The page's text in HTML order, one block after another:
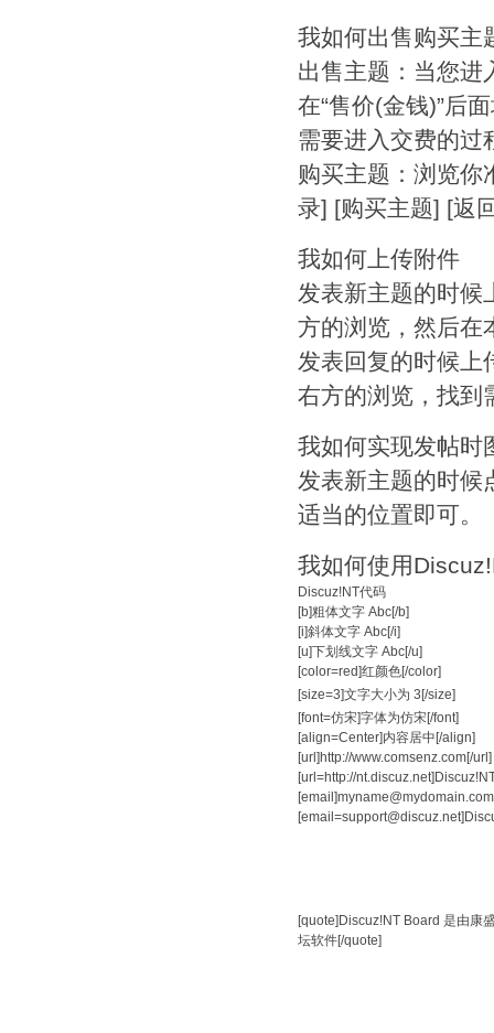
我如何出售购买主
出售主题：当您进
在“售价(金钱)”后
需要进入交费的过
购买主题：浏览你
录] [购买主题] [返
我如何上传附件
发表新主题的时候
方的浏览，然后在
发表回复的时候上
右方的浏览，找到
我如何实现发帖时
发表新主题的时候
适当的位置即可。
我如何使用
Discuz!NT代码
[b]粗体文字 Abc[/b]
[i]斜体文字 Abc[/i]
[u]下划线文字 Abc[/u]
[color=red]红颜色[/color]
[size=3]文字大小为 3[/size]
[font=仿宋]字体为仿宋[/font]
[align=Center]内容居中[/align]
[url]http://www.comsenz.com[/url]
[url=http://
[quote]Discuz!NT Board 是由康
坛软件[/quote]